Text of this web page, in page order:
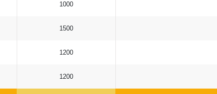
1000
1500
1200
1200